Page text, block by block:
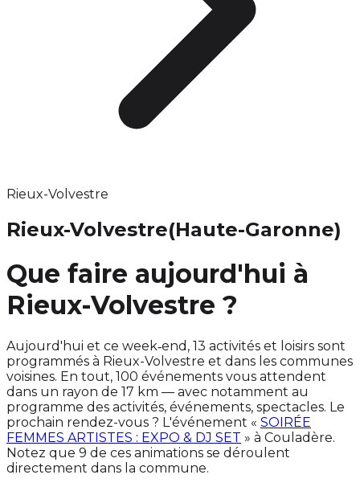
Rieux-Volvestre
Rieux-Volvestre(Haute-Garonne)
Que faire aujourd'hui à
Rieux-Volvestre ?
Aujourd'hui et ce week‑end, 13 activités et loisirs sont
programmés à Rieux-Volvestre et dans les communes
voisines. En tout, 100 événements vous attendent
dans un rayon de 17 km — avec notamment au
programme des activités, événements, spectacles. Le
prochain rendez-vous ? L'événement « SOIRÉE
FEMMES ARTISTES : EXPO & DJ SET » à Couladère.
Notez que 9 de ces animations se déroulent
directement dans la commune.